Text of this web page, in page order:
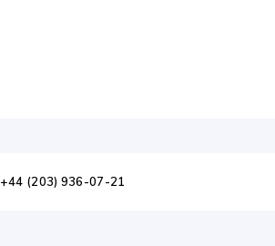
+44 (203) 936-07-21